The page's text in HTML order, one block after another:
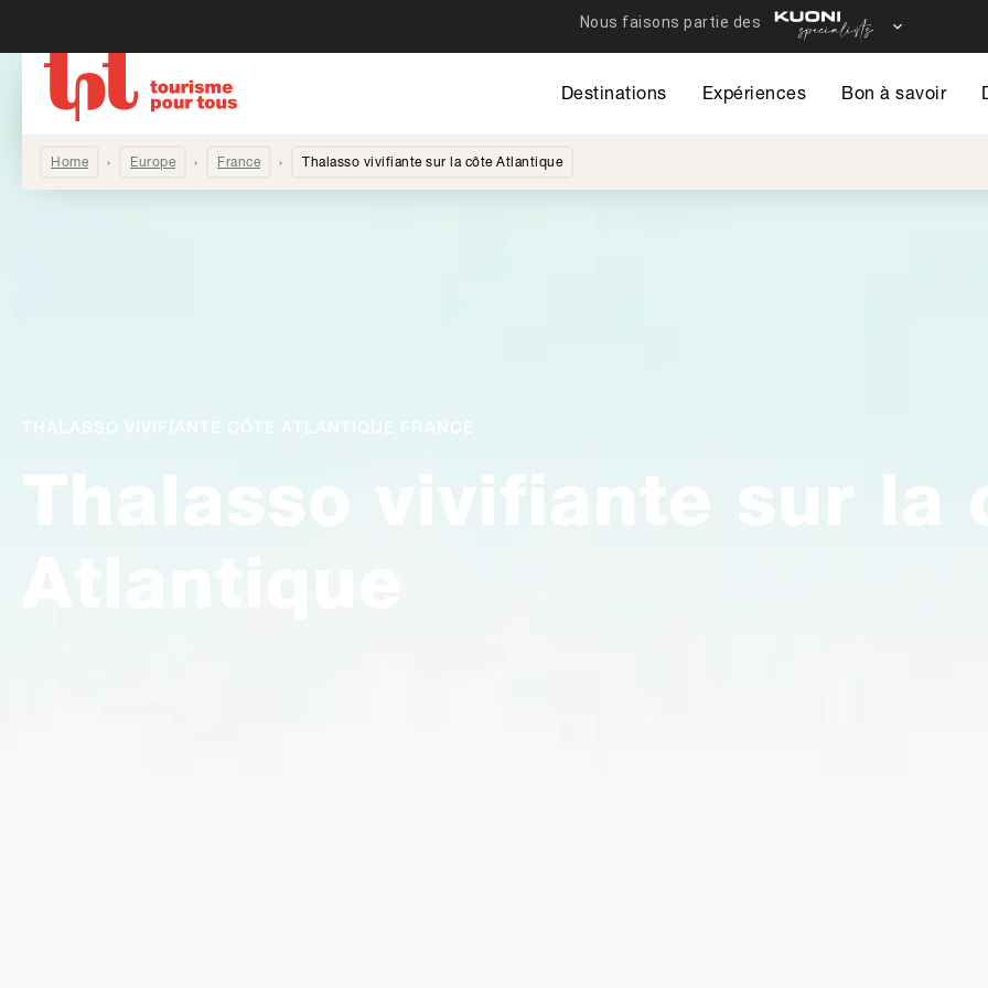
Destinations Expériences Bon à savoir
Home Europe France Thalasso vivifiante sur la côte Atlantique
Thalasso vivifiante sur la
THALASSO VIVIFIANTE CÔTE ATLANTIQUE FRANCE